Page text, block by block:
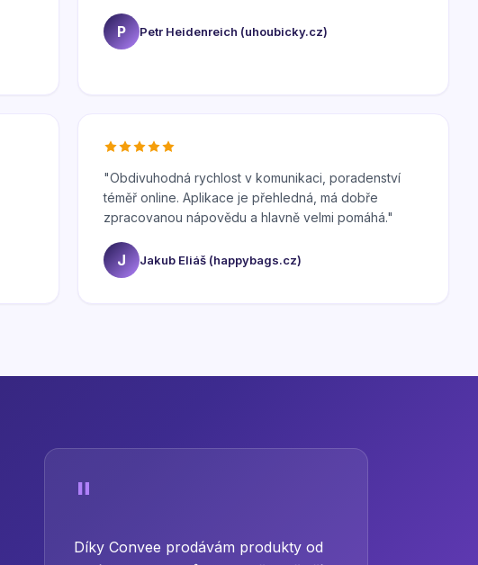
P Petr Heidenreich (uhoubicky.cz)
"Obdivuhodná rychlost v komunikaci, poradenství
téměř online. Aplikace je přehledná, má dobře
zpracovanou nápovědu a hlavně velmi pomáhá."
J Jakub Eliáš (happybags.cz)
"
Díky Convee prodávám produkty od